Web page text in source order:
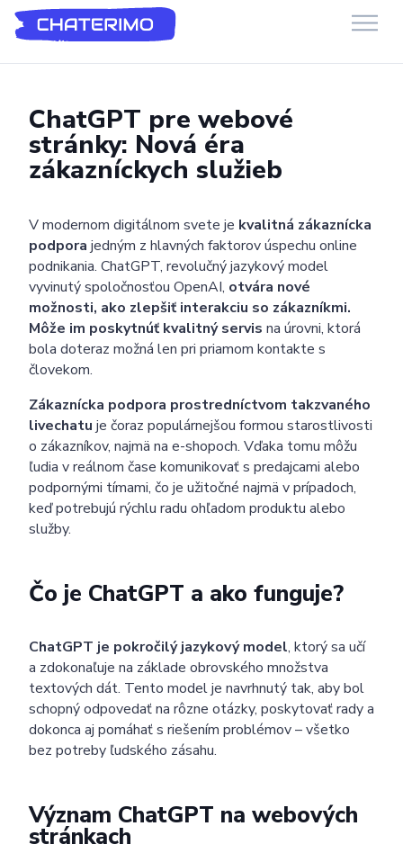
ChatGPT pre webové
stránky: Nová éra
zákazníckych služieb
V modernom digitálnom svete je kvalitná zákaznícka
podpora jedným z hlavných faktorov úspechu online
podnikania. ChatGPT, revolučný jazykový model
vyvinutý spoločnosťou OpenAI, otvára nové
možnosti, ako zlepšiť interakciu so zákazníkmi.
Môže im poskytnúť kvalitný servis na úrovni, ktorá
bola doteraz možná len pri priamom kontakte s
človekom.
Zákaznícka podpora prostredníctvom takzvaného
livechatu je čoraz populárnejšou formou starostlivosti
o zákazníkov, najmä na e-shopoch. Vďaka tomu môžu
ľudia v reálnom čase komunikovať s predajcami alebo
podpornými tímami, čo je užitočné najmä v prípadoch,
keď potrebujú rýchlu radu ohľadom produktu alebo
služby.
Čo je ChatGPT a ako funguje?
ChatGPT je pokročilý jazykový model, ktorý sa učí
a zdokonaľuje na základe obrovského množstva
textových dát. Tento model je navrhnutý tak, aby bol
schopný odpovedať na rôzne otázky, poskytovať rady a
dokonca aj pomáhať s riešením problémov – všetko
bez potreby ľudského zásahu.
Význam ChatGPT na webových
stránkach
Chaterimo Podpora